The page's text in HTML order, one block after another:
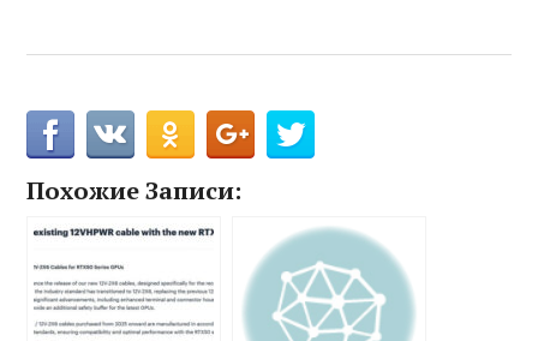
Похожие Записи: